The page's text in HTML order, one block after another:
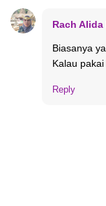
Rach
Biasanya
Kalau
Reply